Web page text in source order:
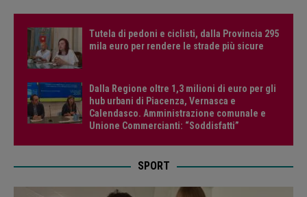
Tutela di pedoni e ciclisti, dalla Provincia 295
mila euro per rendere le strade più sicure
Dalla Regione oltre 1,3 milioni di euro per gli
hub urbani di Piacenza, Vernasca e
Calendasco. Amministrazione comunale e
Unione Commercianti: “Soddisfatti”
SPORT